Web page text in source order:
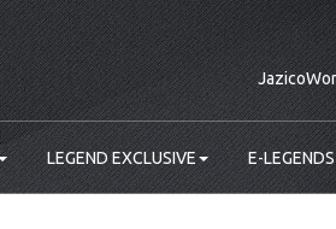
LEGEND EXCLUSIVE E-LEGENDS